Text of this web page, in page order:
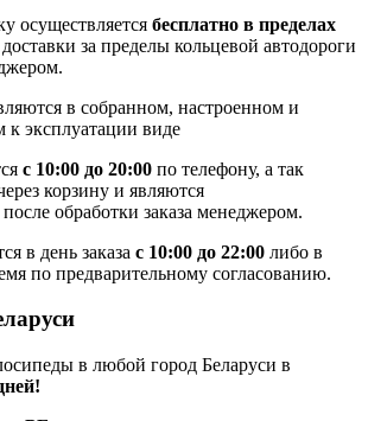
осуществляется бесплатно в пределах
за пределы кольцевой автодороги
в собранном, настроенном и
к эксплуатации виде
с 10:00 до 20:00 по телефону, а так
корзину и являются
обработки заказа менеджером.
в день заказа с 10:00 до 22:00 либо в
по предварительному согласованию.
в любой город Беларуси в